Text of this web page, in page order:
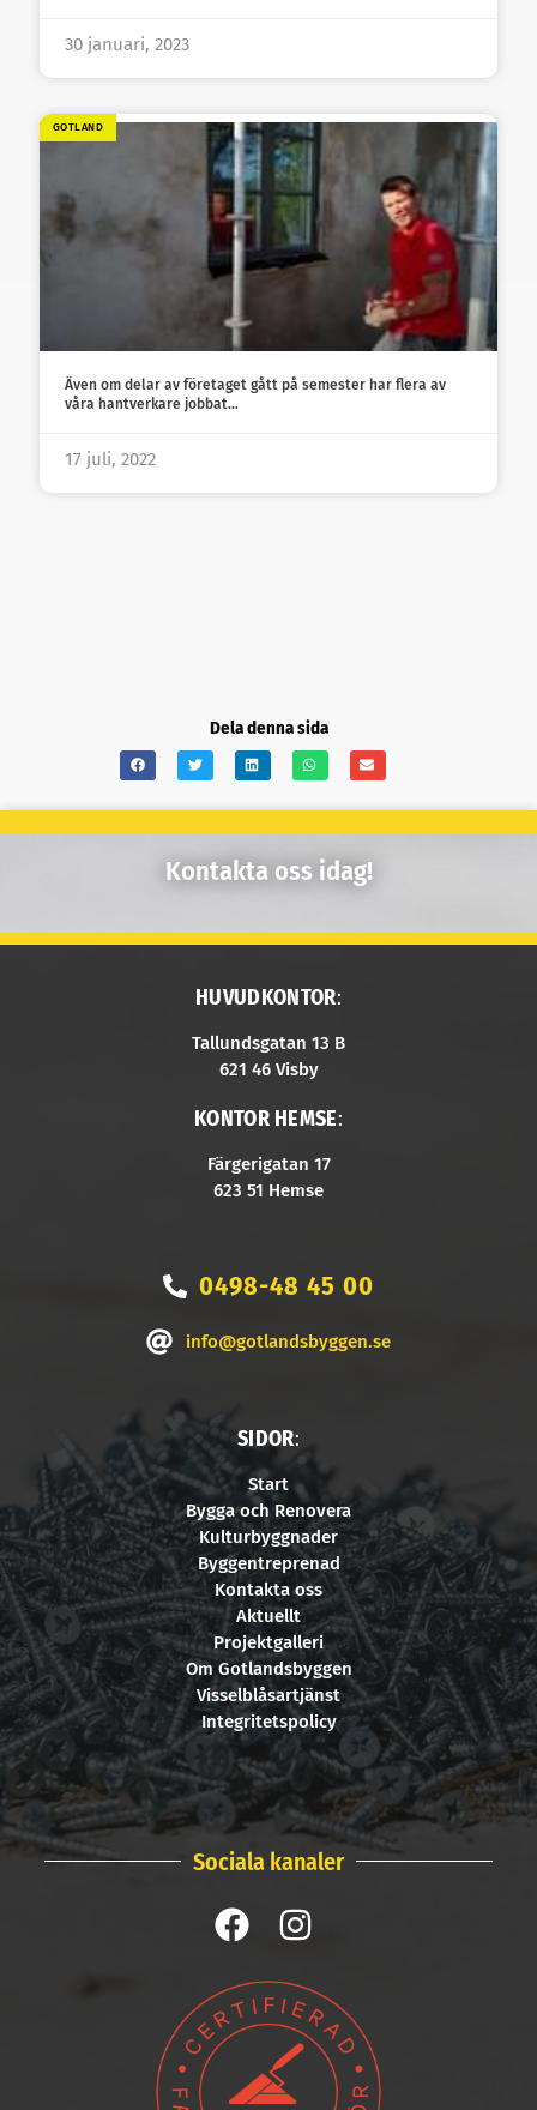
30 januari, 2023
GOTLAND
Även om delar av företaget gått på semester har flera av
våra hantverkare jobbat…
17 juli, 2022
Dela denna sida
Kontakta oss idag!
HUVUDKONTOR:
Tallundsgatan 13 B
621 46 Visby
KONTOR HEMSE:
Färgerigatan 17
623 51 Hemse
0498-48 45 00
info@gotlandsbyggen.se
SIDOR:
Start
Bygga och Renovera
Kulturbyggnader
Byggentreprenad
Kontakta oss
Aktuellt
Projektgalleri
Om Gotlandsbyggen
Visselblåsartjänst
Integritetspolicy
Sociala kanaler